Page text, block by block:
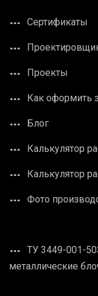
Сертификаты
Проекты
Как оформить
Блог
Калькулятор
Калькулятор
Фото
ТУ 3449-001-
металлические